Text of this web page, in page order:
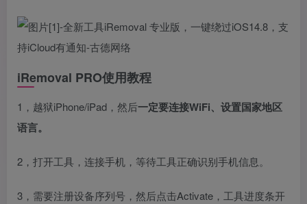
iRemoval PRO使用教程
1，越狱iPhone/iPad，然后一定要连接WiFi、设置国家地区
语言。
2，打开工具，连接手机，等待工具正确识别手机信息。
3，需要注册设备序列号，然后点击Activate，工具进度条开